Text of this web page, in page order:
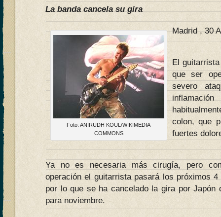
La banda cancela su gira
Foto: ANIRUDH KOUL/WIKIMEDIA
COMMONS
Madrid , 30
El
que ser
severo
colon, que
fuertes
Ya no es necesaria más cirugía, pero
operación el guitarrista pasará los próximos
por lo que se ha cancelado la gira por Japón
para noviembre.